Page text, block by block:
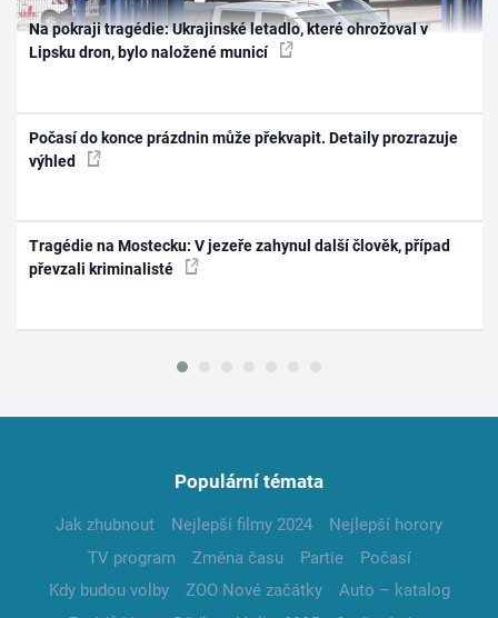
Na pokraji tragédie: Ukrajinské letadlo, které ohrožoval v
Lipsku dron, bylo naložené municí
Počasí do konce prázdnin může překvapit. Detaily prozrazuje
výhled
Tragédie na Mostecku: V jezeře zahynul další člověk, případ
převzali kriminalisté
Populární témata
Jak zhubnout Nejlepší filmy 2024
Nejlepší horory
TV program
Změna času Partie
Počasí
Kdy budou volby
ZOO Nové začátky
Auto – katalog